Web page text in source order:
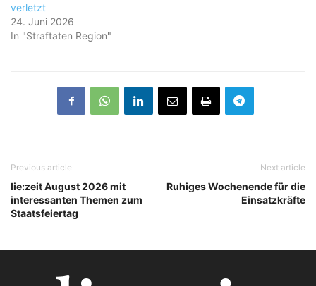
verletzt
24. Juni 2026
In "Straftaten Region"
Previous article
lie:zeit August 2026 mit
interessanten Themen zum
Staatsfeiertag
Next article
Ruhiges Wochenende für die
Einsatzkräfte